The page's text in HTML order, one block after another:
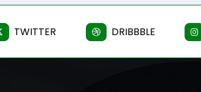
TWITTER DRIBBBLE